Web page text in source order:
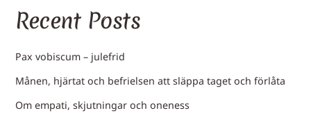
Recent Posts
Pax vobiscum – julefrid
Månen, hjärtat och befrielsen att släppa taget och förlåta
Om empati, skjutningar och oneness